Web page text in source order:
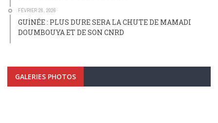
FÉVRIER 26, 2026
GUİNÉE : PLUS DURE SERA LA CHUTE DE MAMADI
DOUMBOUYA ET DE SON CNRD
GALERIES PHOTOS